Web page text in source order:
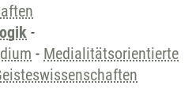
-
- Medialitätsorientierte